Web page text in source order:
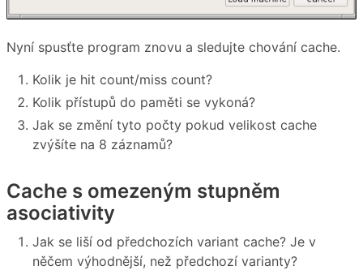
Nyní spusťte program znovu a sledujte chování cache.
Kolik je hit count/miss count?
Kolik přístupů do paměti se vykoná?
Jak se změní tyto počty pokud velikost cache
zvýšíte na 8 záznamů?
Cache s omezeným stupněm
asociativity
Jak se liší od předchozích variant cache? Je v
něčem výhodnější, než předchozí varianty?